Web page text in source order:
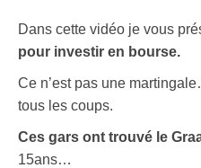
Dans cette vidéo je vous
pour investir en bourse.
Ce n’est pas une
tous les coups.
Ces gars ont trouvé le
15ans…